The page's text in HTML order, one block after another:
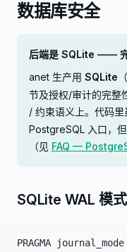
数据库安全
后端是 SQLite ——
anet 生产用 SQLite （
节及授权/审计的完整
/ 约束语义上。代码里
PostgreSQL 入口，但
（见 FAQ —
SQLite WAL 模式
PRAGMA journal_mode